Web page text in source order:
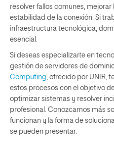
resolver fallos comunes,
estabilidad de la conexión. Si
infraestructura tecnológica,
esencial.
Si deseas especializarte en
gestión de servidores de
Computing , ofrecido por UNIR,
estos procesos con el objetivo
optimizar sistemas y resolver
profesional. Conozcamos más
funcionan y la forma de
se pueden presentar.